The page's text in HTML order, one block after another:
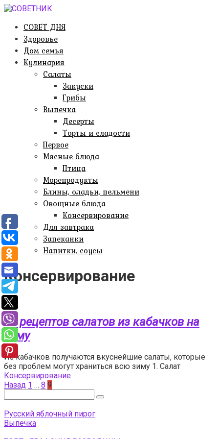
Перейти
контентуСОВЕТ ДНЯ
Здоровье
Дом семья
Кулинария
Салаты
Закуски
Грибы
Выпечка
Десерты
Торты и сладости
Первое
Мясные блюда
Птица
Морепродукты
Блины, оладьи, пельмени
Овощные блюда
Консервирование
Для завтрака
Запеканки
Напитки, соусы
Консервирование
15 рецептов салатов из кабачков на
зиму
Из кабачков получаются вкуснейшие салаты, которые
без проблем могут храниться всю зиму 1. Салат
Консервирование
Пагинация
Назад 1 … 8 9
Русский яблочный пирог
Выпечка